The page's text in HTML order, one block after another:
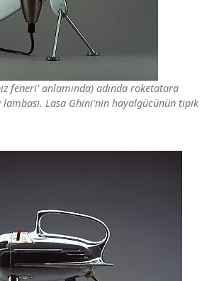
feneri' anlamında) adında roketatara
Lasa Ghini'nin hayalgücünün tipik